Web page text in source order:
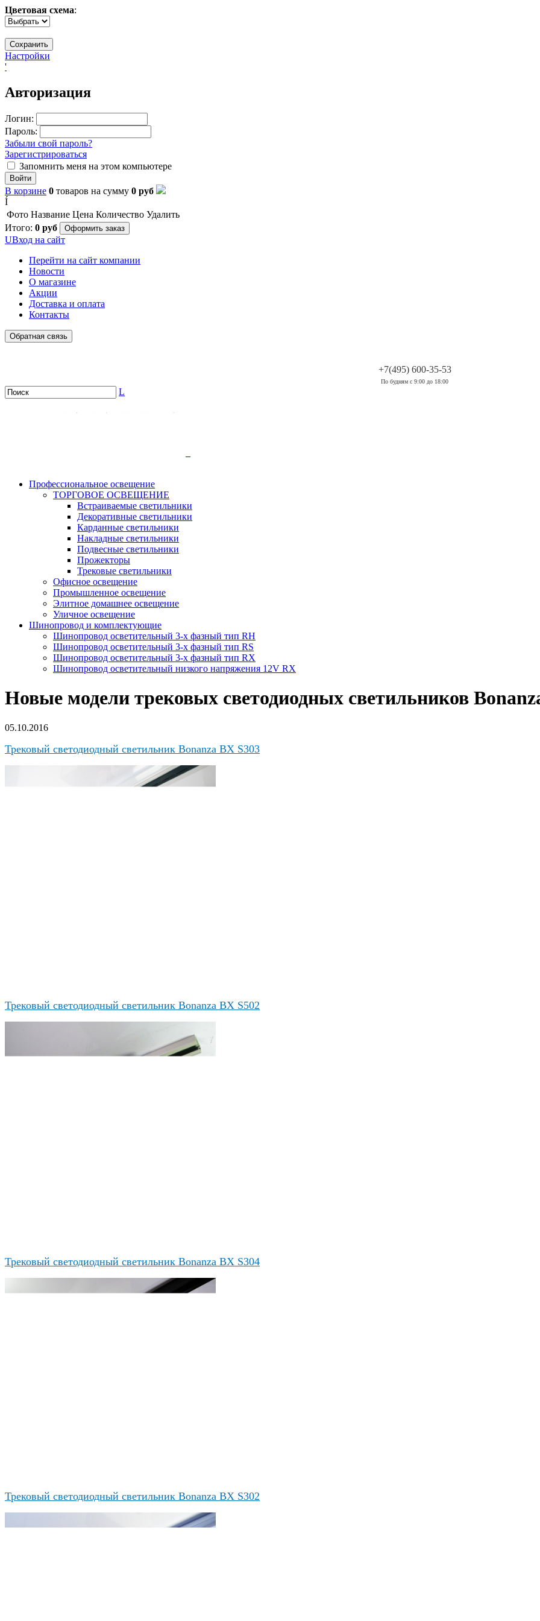
Цветовая схема:
Настройки
'
Авторизация
Логин:
Пароль:
Забыли свой пароль?
Зарегистрироваться
Запомнить меня на этом компьютере
Войти
В корзине 0 товаров на сумму 0 руб
Í
Фото Название Цена Количество Удалить
Итого: 0 руб Оформить заказ
UВход на сайт
Перейти на сайт компании
Новости
О магазине
Акции
Доставка и оплата
Контакты
Обратная связь
+7(495) 600-35-53
По будням с 9:00 до 18:00
L
Профессиональное освещение
ТОРГОВОЕ ОСВЕЩЕНИЕ
Встраиваемые светильники
Декоративные светильники
Карданные светильники
Накладные светильники
Подвесные светильники
Прожекторы
Трековые светильники
Офисное освещение
Промышленное освещение
Элитное домашнее освещение
Уличное освещение
Шинопровод и комплектующие
Шинопровод осветительный 3-х фазный тип RH
Шинопровод осветительный 3-х фазный тип RS
Шинопровод осветительный 3-х фазный тип RX
Шинопровод осветительный низкого напряжения 12V RX
Новые модели трековых светодиодных светильников
05.10.2016
Трековый светодиодный светильник Bonanza BX S303
Трековый светодиодный светильник Bonanza BX S502
Трековый светодиодный светильник Bonanza BX S304
Трековый светодиодный светильник Bonanza BX S302